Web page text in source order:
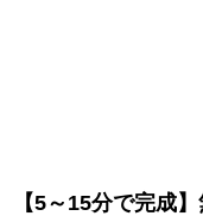
【5～15分で完成